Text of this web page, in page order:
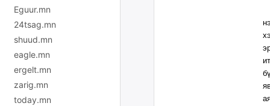
Eguur.mn
24tsag.mn
shuud.mn
eagle.mn
ergelt.mn
zarig.mn
today.mn